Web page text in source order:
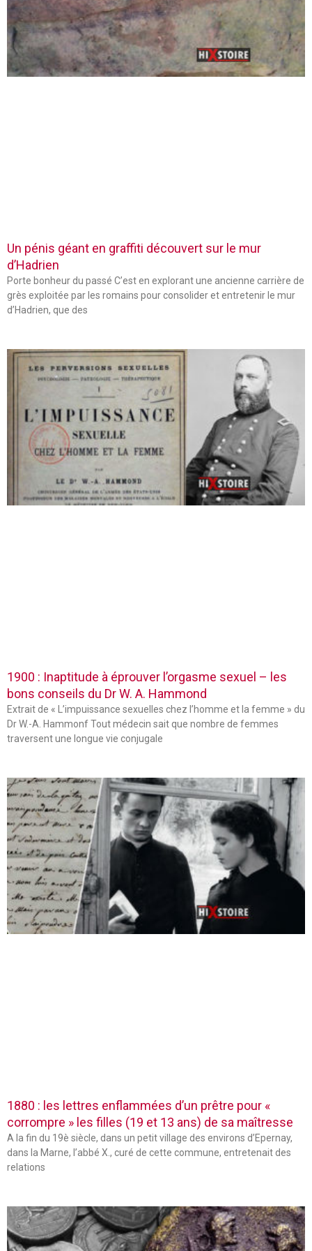
Un pénis géant en graffiti découvert sur le mur
d’Hadrien
Porte bonheur du passé C’est en explorant une ancienne carrière de
grès exploitée par les romains pour consolider et entretenir le mur
d’Hadrien, que des
1900 : Inaptitude à éprouver l’orgasme sexuel – les
bons conseils du Dr W. A. Hammond
Extrait de « L’impuissance sexuelles chez l’homme et la femme » du
Dr W.-A. Hammonf Tout médecin sait que nombre de femmes
traversent une longue vie conjugale
1880 : les lettres enflammées d’un prêtre pour «
corrompre » les filles (19 et 13 ans) de sa maîtresse
A la fin du 19è siècle, dans un petit village des environs d’Epernay,
dans la Marne, l’abbé X., curé de cette commune, entretenait des
relations